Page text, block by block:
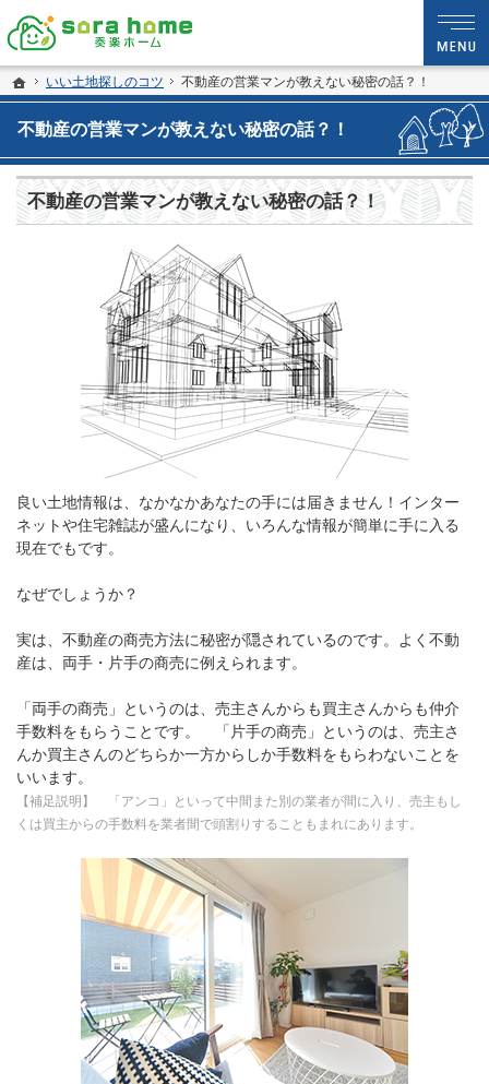
ホーム
いい土地探しのコツ 不動産の営業マンが教えない秘密の話？！
不動産の営業マンが教えない秘密の話？！
静岡・沼津市の新築・注文住宅・新築戸建てなら夢を現実にする工務店のsora
sora home 奏楽ホーム‐静岡・沼津市の新築・注文住宅・新築戸建てなら工務店の
不動産の営業マンが教えない秘密の話？！
良い土地情報は、なかなかあなたの手には届きません！インター
ネットや住宅雑誌が盛んになり、いろんな情報が簡単に手に入る
現在でもです。
なぜでしょうか？
実は、不動産の商売方法に秘密が隠されているのです。よく不動
産は、両手・片手の商売に例えられます。
「両手の商売」というのは、売主さんからも買主さんからも仲介
手数料をもらうことです。 「片手の商売」というのは、売主さ
んか買主さんのどちらか一方からしか手数料をもらわないことを
いいます。
【補足説明】 「アンコ」といって中間また別の業者が間に入り、売主もし
くは買主からの手数料を業者間で頭割りすることもまれにあります。